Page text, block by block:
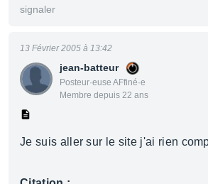
signaler
jean-batteur
Posteur·euse AFfiné·e
Membre depuis 22 ans
13 Février 2005 à 13:42
Je suis aller sur le site j'ai rien